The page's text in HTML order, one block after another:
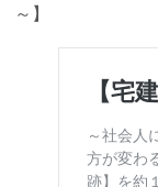
～】